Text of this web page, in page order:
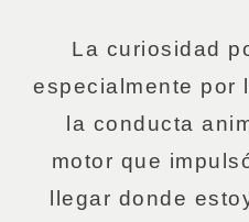
La curiosidad
especialmente por
la conducta
motor que
llegar donde